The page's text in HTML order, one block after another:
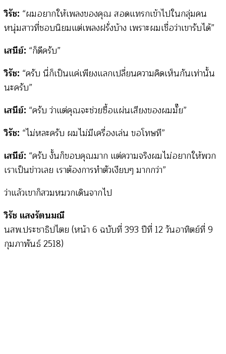
วิรัช: “ผมอยากให้เพลงของคุณ สอดแทรกเข้าไปในกลุ่มคน
หนุ่มสาวที่ชอบนิยมแต่เพลงฝรั่งบ้าง เพราะผมเชื่อว่าเขารับได้”
เสนีย์: “ก็ดีครับ”
วิรัช: “ครับ นี่ก็เป็นแค่เพียงแลกเปลี่ยนความคิดเห็นกันเท่านั้น
นะครับ”
เสนีย์: “ครับ ว่าแต่คุณจะช่วยซื้อแผ่นเสียงของผมมั๊ย”
วิรัช: “ไม่หละครับ ผมไม่มีเครื่องเล่น ขอโทษที”
เสนีย์: “ครับ งั้นก็ขอบคุณมาก แต่ความจริงผมไม่อยากให้พวก
เราเป็นข่าวเลย เราต้องการทำตัวเงียบๆ มากกว่า”
ว่าแล้วเขาก็สวมหมวกเดินจากไป
วิรัช แสงรัตนมณี
นสพ.ประชาธิปไตย (หน้า 6 ฉบับที่ 393 ปีที่ 12 วันอาทิตย์ที่ 9
กุมภาพันธ์ 2518)